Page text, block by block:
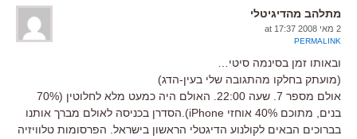
מתלהב מהדיגיטלי
2 מאי 2008 at 17:37
PERMALINK
ובאותו זמן בסינמה סיטי…
(מועתק בחלקו מהתגובה שלי בעין-הדג)
אולם מספר 7. שעה 22:00. האולם היה כמעט מלא לחלוטין (70%
בנים, מתוכם 40% אוחזי iPhone).הסדרן בכניסה לאולם מברך אותנו
בברוכים הבאים לקולנוע הדיגטלי הראשון בישראל. הפרסומות טלוויזיה